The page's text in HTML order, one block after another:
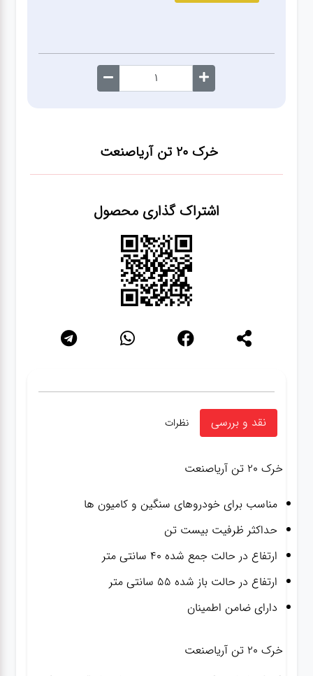
معاینه
خرک ۲۰ تن آریاصنعت
اشتراک گذاری محصول
نقد و بررسی نظرات
خرک ۲۰ تن آریاصنعت
مناسب برای خودروهای سنگین و کامیون ها
حداکثر ظرفیت بیست تن
ارتفاع در حالت جمع شده ۴۰ سانتی متر
ارتفاع در حالت باز شده ۵۵ سانتی متر
دارای ضامن اطمینان
خرک ۲۰ تن آریاصنعت